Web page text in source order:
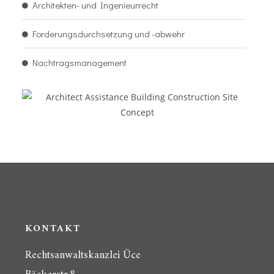
Architekten- und Ingenieurrecht
Forderungsdurchsetzung und -abwehr
Nachtragsmanagement
KONTAKT
Rechtsanwaltskanzlei Üce